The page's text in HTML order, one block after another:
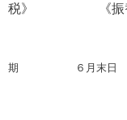
税》　　　　　《振
全期前納　
期　　           ６月末日
各期毎　